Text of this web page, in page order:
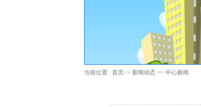
当前位置 : 首页>> 新闻动态 >> 中心新闻